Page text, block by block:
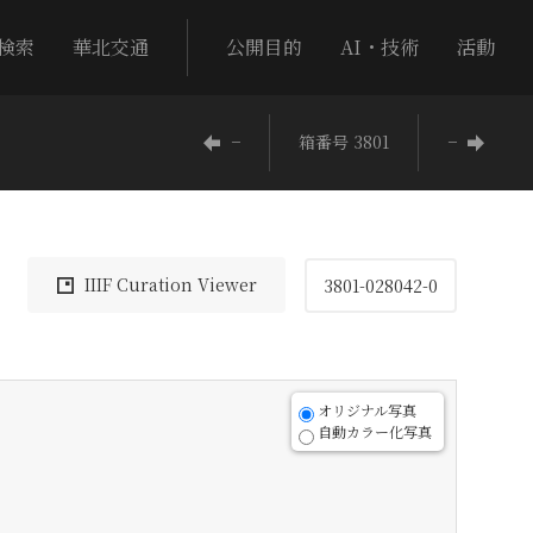
索 華北交通 公開目的 AI・技術 活動
− 箱番号 3801 −
IIIF Curation Viewer 3801-028042-0
オリジナル写真
自動カラー化写真